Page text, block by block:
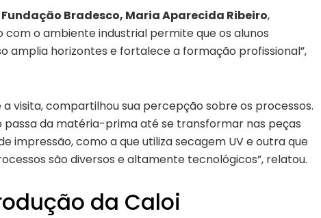
Bradesco, Maria Aparecida Ribeiro,
o ambiente industrial permite que os alunos
amplia horizontes e fortalece a formação profissional”,
visita, compartilhou sua percepção sobre os processos.
passa da matéria-prima até se transformar nas peças
impressão, como a que utiliza secagem UV e outra que
são diversos e altamente tecnológicos”, relatou.
da Caloi